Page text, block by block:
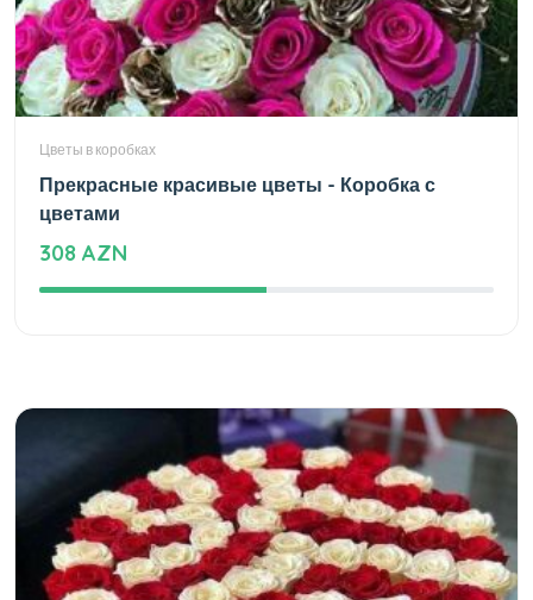
Цветы в коробках
Прекрасные красивые цветы - Коробка с
цветами
308 AZN